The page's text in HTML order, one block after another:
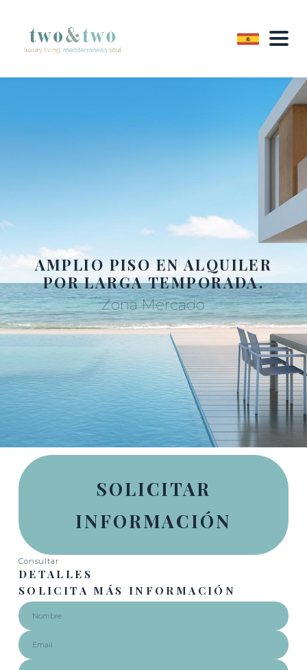
AMPLIO PISO EN ALQUILER
POR LARGA TEMPORADA.
Zona Mercado
SOLICITAR
INFORMACIÓN
Consultar
DETALLES
SOLICITA MÁS INFORMACIÓN